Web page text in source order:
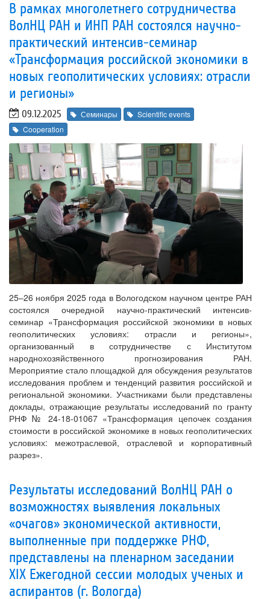
В рамках многолетнего сотрудничества
ВолНЦ РАН и ИНП РАН состоялся научно-
практический интенсив-семинар
«Трансформация российской экономики в
новых геополитических условиях: отрасли
и регионы»
09.12.2025 Семинары
Scientific events
Cooperation
25–26 ноября 2025 года в Вологодском научном центре РАН
состоялся очередной научно-практический интенсив-
семинар «Трансформация российской экономики в новых
геополитических условиях: отрасли и регионы»,
организованный в сотрудничестве с Институтом
народнохозяйственного прогнозирования РАН.
Мероприятие стало площадкой для обсуждения результатов
исследования проблем и тенденций развития российской и
региональной экономики. Участниками были представлены
доклады, отражающие результаты исследований по гранту
РНФ № 24-18-01067 «Трансформация цепочек создания
стоимости в российской экономике в новых геополитических
условиях: межотраслевой, отраслевой и корпоративный
разрез».
Результаты исследований ВолНЦ РАН о
возможностях выявления локальных
«очагов» экономической активности,
выполненные при поддержке РНФ,
представлены на пленарном заседании
XIX Ежегодной сессии молодых ученых и
аспирантов (г. Вологда)